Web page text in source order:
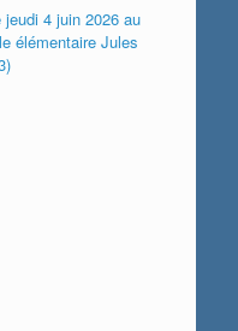
4 juin 2026 au
élémentaire Jules